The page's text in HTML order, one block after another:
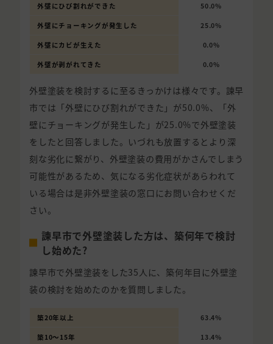
外壁にひび割れができた 50.0%
外壁にチョーキングが発生した 25.0%
外壁にカビが生えた 0.0%
外壁が剥がれてきた 0.0%
外壁塗装を検討するに至るきっかけは様々です。諫早
市では「外壁にひび割れができた」が50.0%、「外
壁にチョーキングが発生した」が25.0%で外壁塗装
をしたと回答しました。いづれも放置するとより深
刻な劣化に繋がり、外壁塗装の費用がかさんでしまう
可能性があるため、気になる劣化症状があらわれて
いる場合は是非外壁塗装の窓口にお問い合わせくだ
さい。
諫早市で外壁塗装した方は、築何年で検討
し始めた?
諫早市で外壁塗装をした35人に、築何年目に外壁塗
装の検討を始めたのかを質問しました。
築20年以上 63.4%
築10〜15年 13.4%